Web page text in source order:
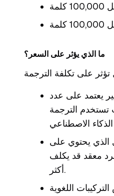
ما الذي يؤثر على السعر؟
يعتمد على عدد
تستخدم الترجمة
الذي يحتوي على
معقد قد يكلف
أكثر.
اللغوية